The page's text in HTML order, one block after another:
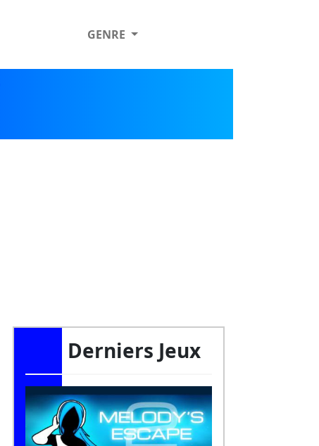
GENRE
Derniers Jeux